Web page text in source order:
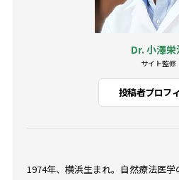
Dr. 小澤栄
サイト監修
投稿者プロフ
1974年、横浜生まれ。自然療法医